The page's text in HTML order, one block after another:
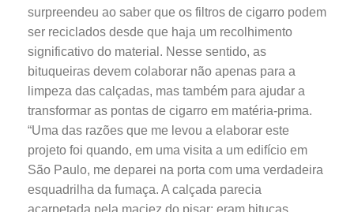
surpreendeu ao saber que os filtros de cigarro podem
ser reciclados desde que haja um recolhimento
significativo do material. Nesse sentido, as
bituqueiras devem colaborar não apenas para a
limpeza das calçadas, mas também para ajudar a
transformar as pontas de cigarro em matéria-prima.
“Uma das razões que me levou a elaborar este
projeto foi quando, em uma visita a um edifício em
São Paulo, me deparei na porta com uma verdadeira
esquadrilha da fumaça. A calçada parecia
acarpetada pela maciez do pisar: eram bitucas